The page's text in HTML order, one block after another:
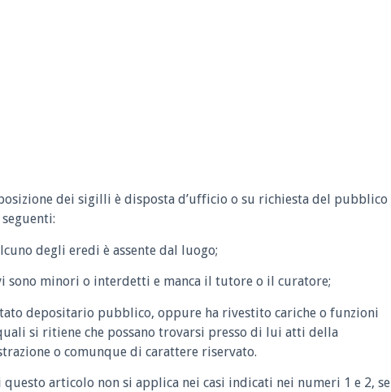
dei sigilli è disposta d’ufficio o su richiesta del pubblico
degli eredi è assente dal luogo;
sono minori o interdetti e manca il tutore o il curatore;
depositario pubblico, oppure ha rivestito cariche o funzioni
si ritiene che possano trovarsi presso di lui atti della
o comunque di carattere riservato.
questo articolo non si applica nei casi indicati nei numeri 1 e 2, se